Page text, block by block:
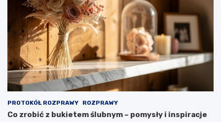
PROTOKÓŁ ROZPRAWY ROZPRAWY
Co zrobić z bukietem ślubnym – pomysły i inspiracje